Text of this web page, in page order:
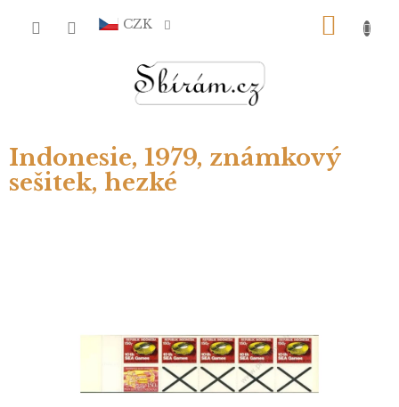
CZK
Indonesie, 1979, známkový
sešitek, hezké